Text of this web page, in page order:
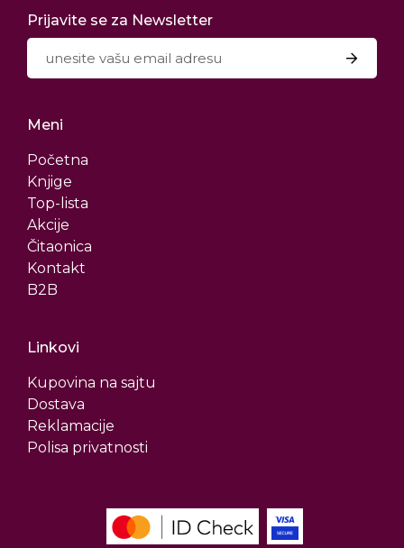
Prijavite se za Newsletter
Meni
Početna
Knjige
Top-lista
Akcije
Čitaonica
Kontakt
B2B
Linkovi
Kupovina na sajtu
Dostava
Reklamacije
Polisa privatnosti